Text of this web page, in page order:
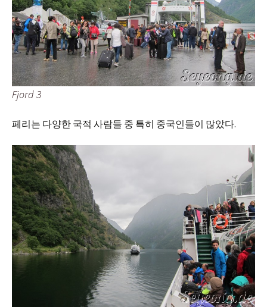
Fjord 3
페리는 다양한 국적 사람들 중 특히 중국인들이 많았다.